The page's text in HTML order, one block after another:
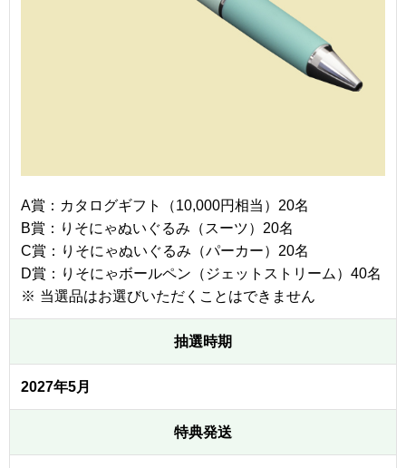
A賞：カタログギフト（10,000円相当）20名
B賞：りそにゃぬいぐるみ（スーツ）20名
C賞：りそにゃぬいぐるみ（パーカー）20名
D賞：りそにゃボールペン（ジェットストリーム）40名
※ 当選品はお選びいただくことはできません
抽選時期
2027年5月
特典発送